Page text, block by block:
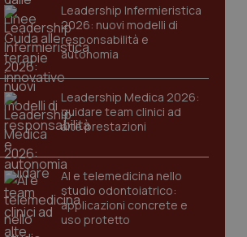
Leadership Infermieristica
2026: nuovi modelli di
responsabilità e
autonomia
Leadership Medica 2026:
guidare team clinici ad
alte prestazioni
AI e telemedicina nello
studio odontoiatrico:
applicazioni concrete e
uso protetto